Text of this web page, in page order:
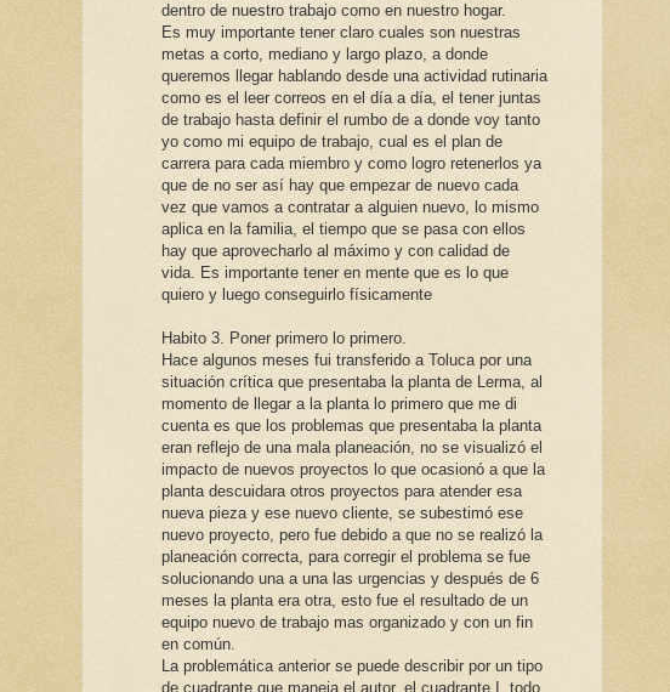
dentro de nuestro trabajo como en nuestro hogar.
Es muy importante tener claro cuales son nuestras
metas a corto, mediano y largo plazo, a donde
queremos llegar hablando desde una actividad rutinaria
como es el leer correos en el día a día, el tener juntas
de trabajo hasta definir el rumbo de a donde voy tanto
yo como mi equipo de trabajo, cual es el plan de
carrera para cada miembro y como logro retenerlos ya
que de no ser así hay que empezar de nuevo cada
vez que vamos a contratar a alguien nuevo, lo mismo
aplica en la familia, el tiempo que se pasa con ellos
hay que aprovecharlo al máximo y con calidad de
vida. Es importante tener en mente que es lo que
quiero y luego conseguirlo físicamente
Habito 3. Poner primero lo primero.
Hace algunos meses fui transferido a Toluca por una
situación crítica que presentaba la planta de Lerma, al
momento de llegar a la planta lo primero que me di
cuenta es que los problemas que presentaba la planta
eran reflejo de una mala planeación, no se visualizó el
impacto de nuevos proyectos lo que ocasionó a que la
planta descuidara otros proyectos para atender esa
nueva pieza y ese nuevo cliente, se subestimó ese
nuevo proyecto, pero fue debido a que no se realizó la
planeación correcta, para corregir el problema se fue
solucionando una a una las urgencias y después de 6
meses la planta era otra, esto fue el resultado de un
equipo nuevo de trabajo mas organizado y con un fin
en común.
La problemática anterior se puede describir por un tipo
de cuadrante que maneja el autor, el cuadrante I, todo